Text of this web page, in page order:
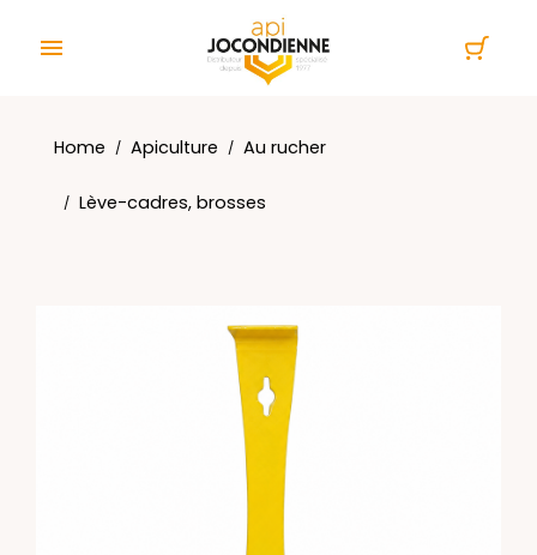

Home Apiculture Au rucher
Lève-cadres, brosses